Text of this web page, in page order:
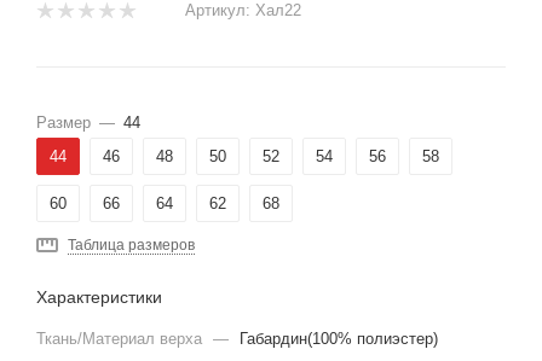
Артикул: Хал22
Размер — 44
44
46 48 50 52 54 56 58
60 66 64 62 68
Таблица размеров
Характеристики
Ткань/Материал верха — Габардин(100% полиэстер)